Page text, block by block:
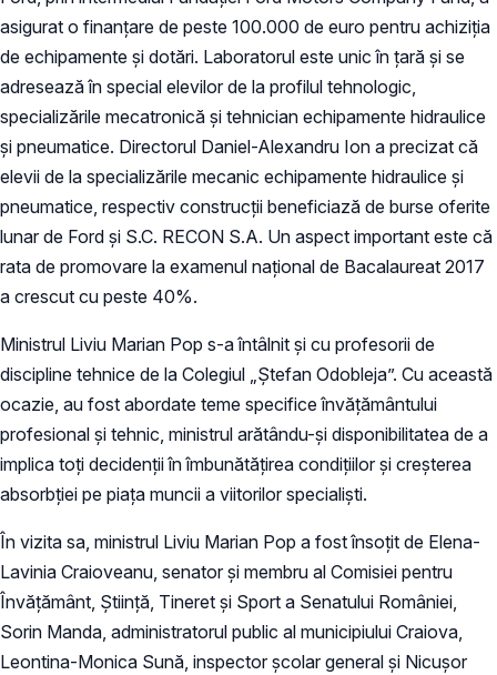
asigurat o finanțare de peste 100.000 de euro pentru achiziția
de echipamente și dotări. Laboratorul este unic în țară și se
adresează în special elevilor de la profilul tehnologic,
specializările mecatronică și tehnician echipamente hidraulice
și pneumatice. Directorul Daniel-Alexandru Ion a precizat că
elevii de la specializările mecanic echipamente hidraulice și
pneumatice, respectiv construcții beneficiază de burse oferite
lunar de Ford și S.C. RECON S.A. Un aspect important este că
rata de promovare la examenul național de Bacalaureat 2017
a crescut cu peste 40%.
Ministrul Liviu Marian Pop s-a întâlnit şi cu profesorii de
discipline tehnice de la Colegiul „Ștefan Odobleja”. Cu această
ocazie, au fost abordate teme specifice învățământului
profesional și tehnic, ministrul arătându-și disponibilitatea de a
implica toți decidenții în îmbunătățirea condițiilor și creșterea
absorbției pe piața muncii a viitorilor specialiști.
În vizita sa, ministrul Liviu Marian Pop a fost însoțit de Elena-
Lavinia Craioveanu, senator şi membru al Comisiei pentru
Învățământ, Știință, Tineret și Sport a Senatului României,
Sorin Manda, administratorul public al municipiului Craiova,
Leontina-Monica Sună, inspector școlar general și Nicușor